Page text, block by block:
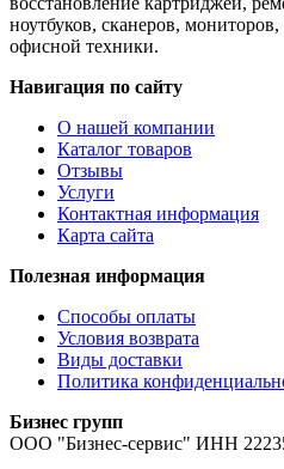
ноутбуков, сканеров,
офисной техники.
Навигация по сайту
О нашей компании
Каталог товаров
Отзывы
Услуги
Контактная информация
Карта сайта
Полезная информация
Способы оплаты
Условия возврата
Виды доставки
Политика
Бизнес групп
ООО "Бизнес-сервис" ИНН